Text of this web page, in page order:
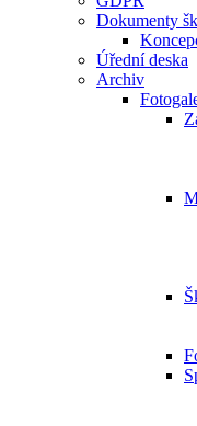
Dokumenty
Úřední deska
Archiv